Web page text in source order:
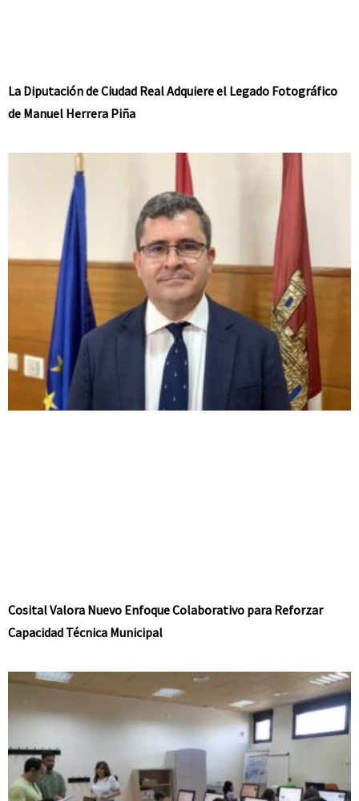
La Diputación de Ciudad Real Adquiere el Legado Fotográfico
de Manuel Herrera Piña
Cosital Valora Nuevo Enfoque Colaborativo para Reforzar
Capacidad Técnica Municipal